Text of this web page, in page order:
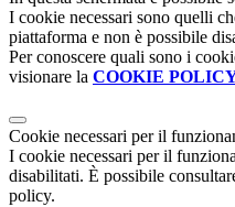
I cookie necessari sono quelli
piattaforma e non è possibile
Per conoscere quali sono i
visionare la COOKIE
Cookie necessari per il
I cookie necessari per il
disabilitati. È possibile
policy.